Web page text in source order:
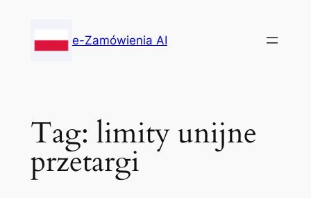
content
e-Zamówienia AI
Tag: limity unijne
przetargi